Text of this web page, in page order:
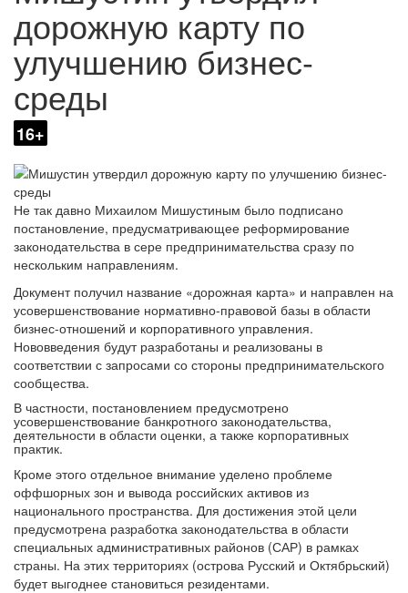
дорожную карту по
улучшению бизнес-
среды
16+
Не так давно Михаилом Мишустиным было подписано
постановление, предусматривающее реформирование
законодательства в сере предпринимательства сразу по
нескольким направлениям.
Документ получил название «дорожная карта» и направлен на
усовершенствование нормативно-правовой базы в области
бизнес-отношений и корпоративного управления.
Нововведения будут разработаны и реализованы в
соответствии с запросами со стороны предпринимательского
сообщества.
В частности, постановлением предусмотрено
усовершенствование банкротного законодательства,
деятельности в области оценки, а также корпоративных
практик.
Кроме этого отдельное внимание уделено проблеме
оффшорных зон и вывода российских активов из
национального пространства. Для достижения этой цели
предусмотрена разработка законодательства в области
специальных административных районов (САР) в рамках
страны. На этих территориях (острова Русский и Октябрьский)
будет выгоднее становиться резидентами.